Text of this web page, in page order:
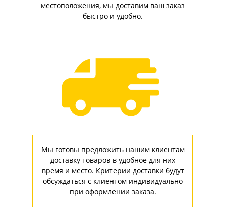
Мы готовы предложить нашим клиентам
доставку товаров в удобное для них
время и место. Критерии доставки будут
обсуждаться с клиентом индивидуально
при оформлении заказа.
местоположения, мы доставим ваш заказ
быстро и удобно.